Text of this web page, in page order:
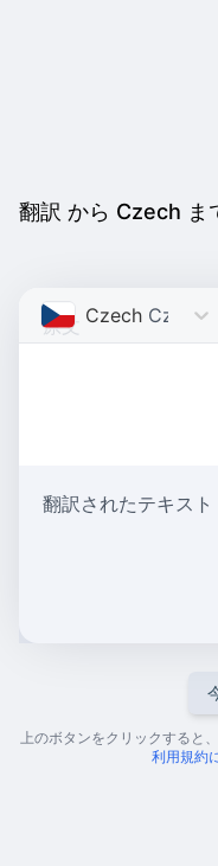
翻訳 から Czech ま
Czech Czech
翻訳されたテキスト
上のボタンをクリックすると
利用規約